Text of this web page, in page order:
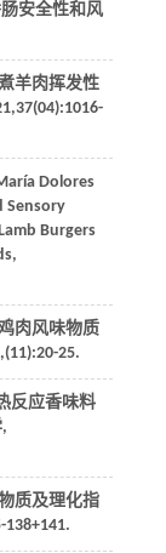
安全性和风
羊肉挥发性
,37(04):1016-
Dolores
Sensory
Burgers
,
肉风味物质
,(11):20-25.
反应香味料
,
质及理化指
138+141.